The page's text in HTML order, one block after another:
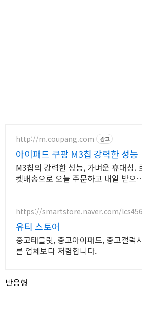
http://m.coupang.com 광고
아이패드 쿠팡 M3칩 강력한 성능
M3칩의 강력한 성능, 가벼운 휴대성.
켓배송으로 오늘 주문하고 내일 받으
https://smartstore.naver.com/
유티 스토어
중고태블릿, 중고아이패드, 중고갤럭
른 업체보다 저렴합니다.
반응형